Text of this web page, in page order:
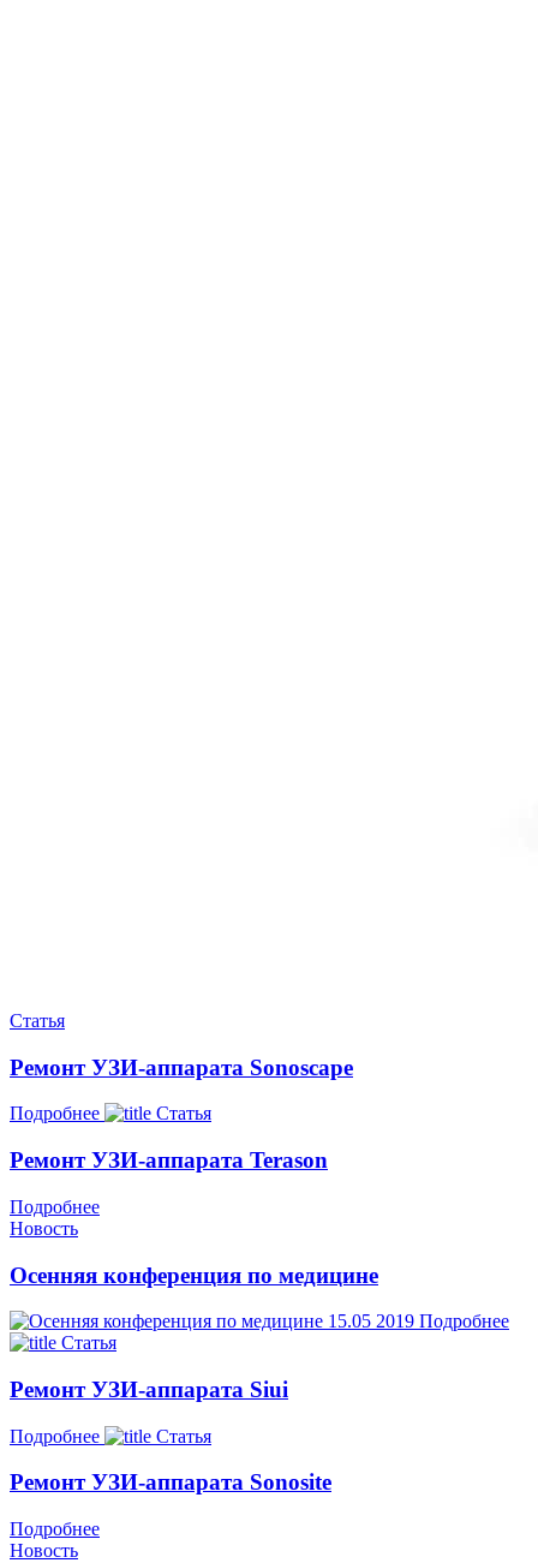
Статья
Ремонт УЗИ-аппарата Sonoscape
Подробнее Статья
Ремонт УЗИ-аппарата Terason
Подробнее
Новость
Осенняя конференция по медицине
15.05 2019 Подробнее
Статья
Ремонт УЗИ-аппарата Siui
Подробнее Статья
Ремонт УЗИ-аппарата Sonosite
Подробнее
Новость